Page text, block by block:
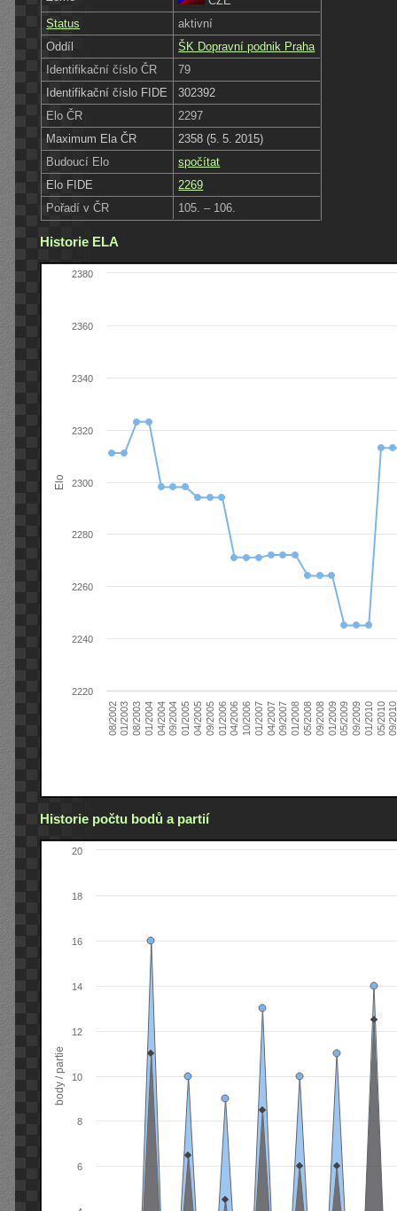
Status
aktivní
Oddíl
ŠK Dopravní podnik Praha
Identifikační číslo ČR
79
Identifikační číslo FIDE
302392
Elo ČR
2297
Maximum Ela ČR
2358 (5. 5. 2015)
Budoucí Elo
spočítat
Elo FIDE
2269
Pořadí v ČR
105. – 106.
Historie ELA
Elo
08/200201/200308/200301/200404/200409/200401/200504/200509/200501/200604/200610/200601/200704/200709/200701/200805/200809/200801/200905/200909/200901/201005/201009/
2220
2240
2260
2280
2300
2320
2340
2360
2380
Historie počtu bodů a partií
body / partie
6
8
10
12
14
16
18
20